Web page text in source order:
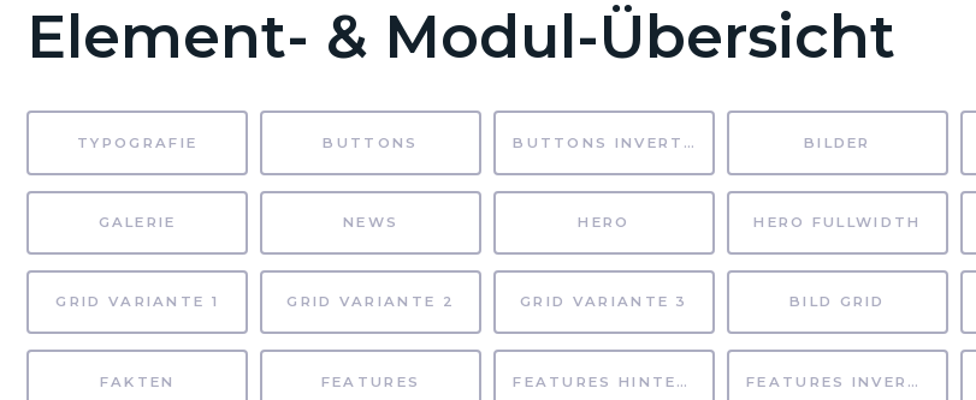
Element- & Modul-Übersicht
TYPOGRAFIE BUTTONS BUTTONS INVERTIERT BILDER
GALERIE NEWS HERO HERO FULLWIDTH
GRID VARIANTE 1 GRID VARIANTE 2 GRID VARIANTE 3 BILD GRID
FAKTEN FEATURES FEATURES HINTERGRUND FEATURES INVERTIERT